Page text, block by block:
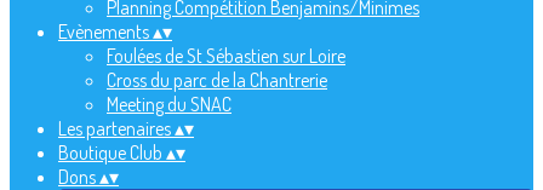
Planning Compétition Benjamins/Minimes
Evènements▴▾
Foulées de St Sébastien sur Loire
Cross du parc de la Chantrerie
Meeting du SNAC
Les partenaires▴▾
Boutique Club ▴▾
Dons▴▾